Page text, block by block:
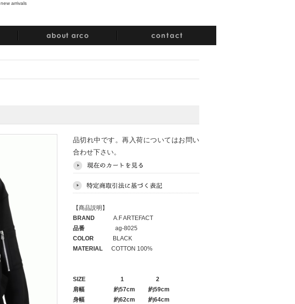
new arrivals
品切れ中です。再入荷についてはお問い
合わせ下さい。
【商品説明】
BRAND A.F ARTEFACT
品番 ag-8025
COLOR BLACK
MATERIAL COTTON 100%
SIZE 1
2
肩幅 約57cm 約59cm
身幅 約62cm 約64cm